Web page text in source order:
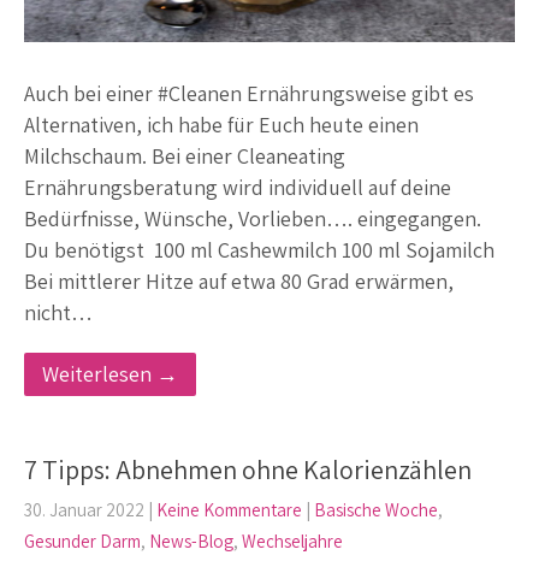
Auch bei einer #Cleanen Ernährungsweise gibt es
Alternativen, ich habe für Euch heute einen
Milchschaum. Bei einer Cleaneating
Ernährungsberatung wird individuell auf deine
Bedürfnisse, Wünsche, Vorlieben…. eingegangen.
Du benötigst 100 ml Cashewmilch 100 ml Sojamilch
Bei mittlerer Hitze auf etwa 80 Grad erwärmen,
nicht…
Weiterlesen →
7 Tipps: Abnehmen ohne Kalorienzählen
30. Januar 2022 | Keine Kommentare | Basische Woche,
Gesunder Darm, News-Blog, Wechseljahre